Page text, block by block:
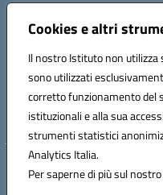
Cookies e altri
Il nostro Istituto non
sono utilizzati
corretto funzionamento del
istituzionali e alla sua
strumenti statistici
Analytics Italia.
Per saperne di più sul
Indirizzo:
Centralino:089868360 Email:
Codice fiscale: 80025860653
Codice meccanografico:
Codice Indice delle Pubbliche
Hosting &
Concept &